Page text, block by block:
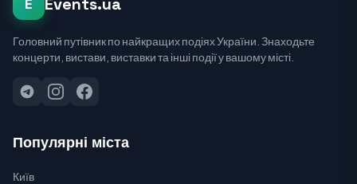
Головний путівник по найкращих подіях України. Знаходьте
концерти, вистави, виставки та інші події у вашому місті.
Популярні міста
Київ